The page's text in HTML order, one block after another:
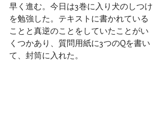
早く進む。今日は3巻に入り犬のしつけ
を勉強した。テキストに書かれている
ことと真逆のことをしていたことがい
くつかあり、質問用紙に3つのQを書い
て、封筒に入れた。